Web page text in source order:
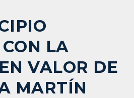
LA
VALOR DE
MARTÍN